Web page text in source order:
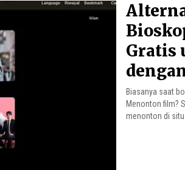
Gratis
Biasanya saat
Menonton film?
menonton di